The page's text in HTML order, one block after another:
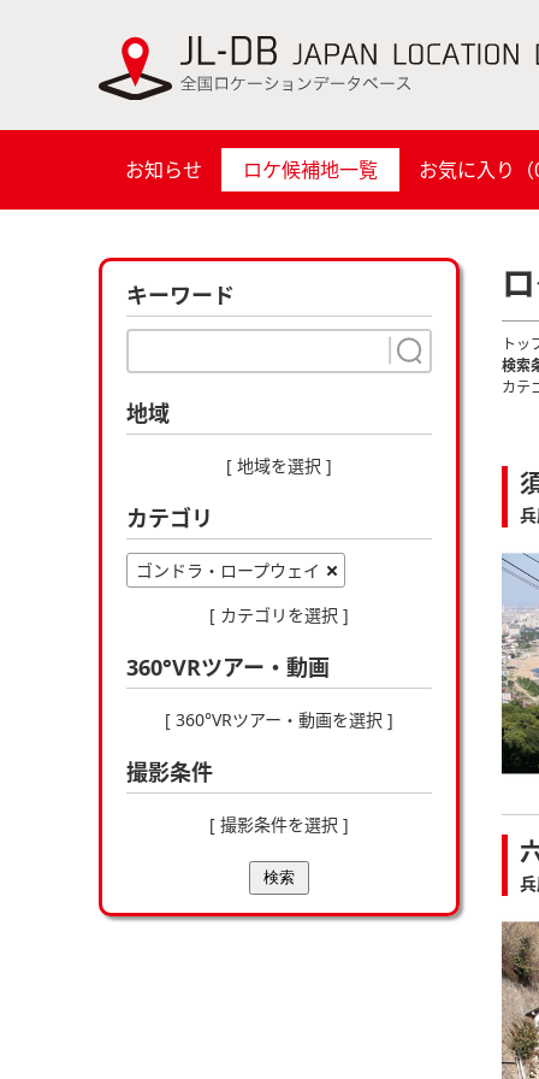
お知らせ ロケ候補地一覧 お気に入り（
キーワード
地域
[ 地域を選択 ]
カテゴリ
ゴンドラ・ロープウェイ
[ カテゴリを選択 ]
360°VRツアー・動画
[ 360°VRツアー・動画を選択 ]
撮影条件
[ 撮影条件を選択 ]
検索
トッ
検索
カテ